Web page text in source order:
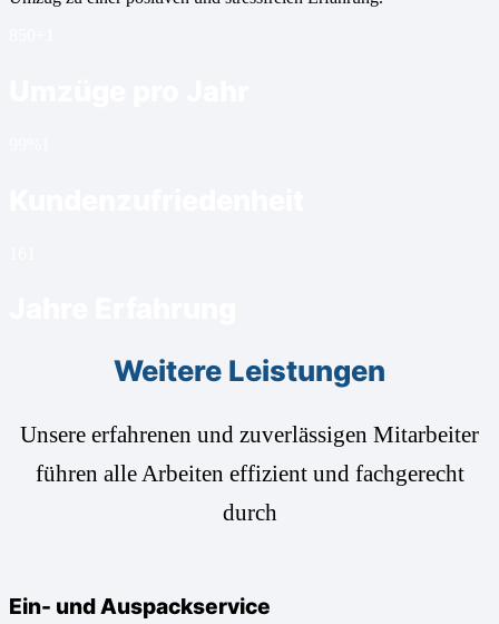
Weitere Leistungen
Unsere erfahrenen und zuverlässigen Mitarbeiter
führen alle Arbeiten effizient und fachgerecht
durch
Ein- und Auspackservice